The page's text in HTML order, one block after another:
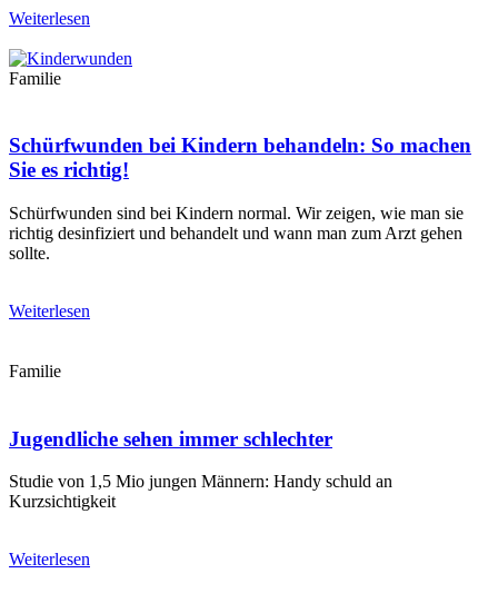
Weiterlesen
Familie
Schürfwunden bei Kindern behandeln: So machen
Sie es richtig!
Schürfwunden sind bei Kindern normal. Wir zeigen, wie man sie
richtig desinfiziert und behandelt und wann man zum Arzt gehen
sollte.
Weiterlesen
Familie
Jugendliche sehen immer schlechter
Studie von 1,5 Mio jungen Männern: Handy schuld an
Kurzsichtigkeit
Weiterlesen